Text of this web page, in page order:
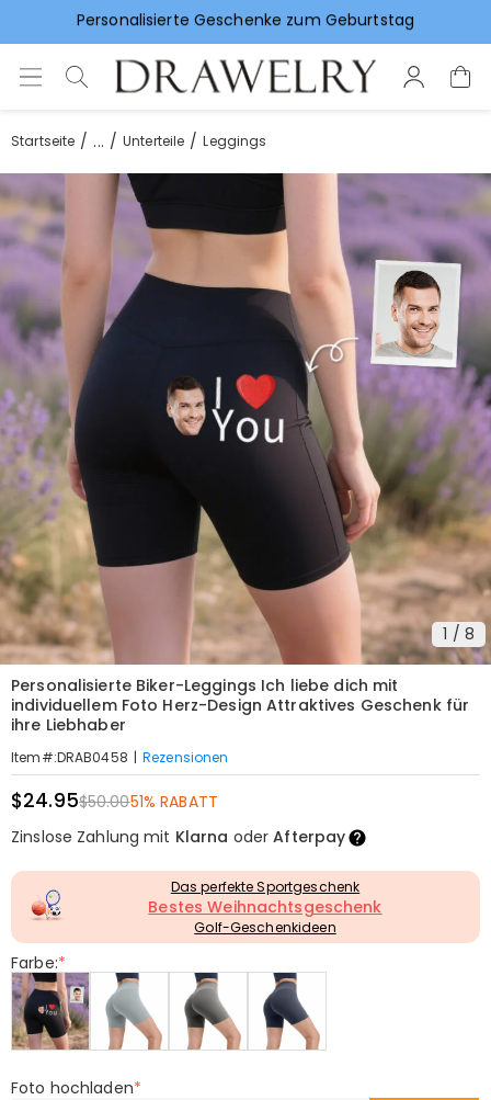
Vorlieben für Hochzeitsgeschenke
Startseite ... Unterteile Leggings
1 / 8
Personalisierte Biker-Leggings Ich liebe dich mit
individuellem Foto Herz-Design Attraktives Geschenk für
ihre Liebhaber
Item#:DRAB0458 | Rezensionen
$24.95$50.0051% RABATT
Zinslose Zahlung mit Klarna oderAfterpay
Das perfekte Sportgeschenk
Bestes Weihnachtsgeschenk
Golf-Geschenkideen
Farbe:*
Foto hochladen*